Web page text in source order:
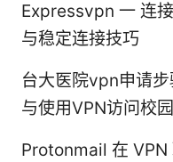
Expressvpn 一 连
与稳定连接技巧
台大医院vpn申请
与使用VPN访问校
Protonmail 在 VPN